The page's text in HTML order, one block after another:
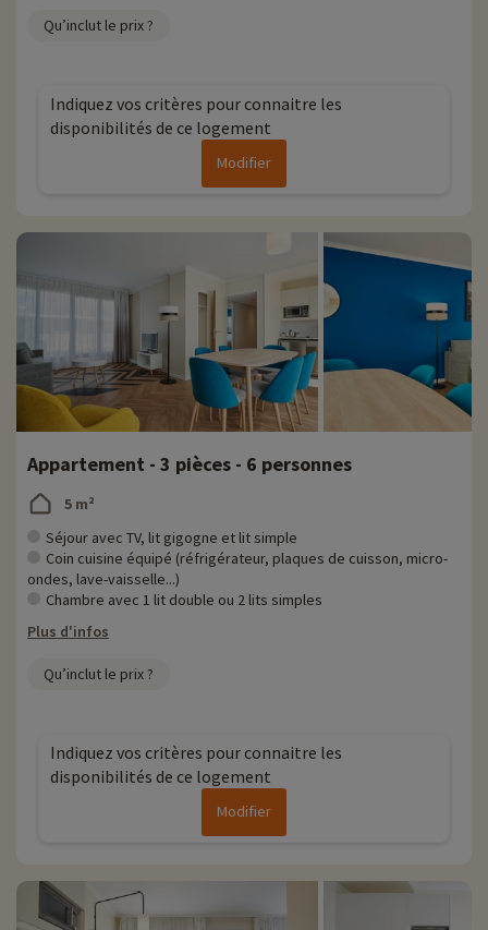
Qu’inclut le prix ?
Indiquez vos critères pour connaitre les
disponibilités de ce logement
Modifier
Appartement - 3 pièces - 6 personnes
5 m²
Séjour avec TV, lit gigogne et lit simple
Coin cuisine équipé (réfrigérateur, plaques de cuisson, micro-
ondes, lave-vaisselle...)
Chambre avec 1 lit double ou 2 lits simples
Plus d'infos
Qu’inclut le prix ?
Indiquez vos critères pour connaitre les
disponibilités de ce logement
Modifier